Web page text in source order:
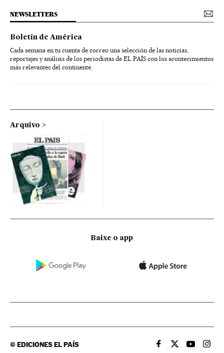
NEWSLETTERS
Boletín de América
Cada semana en tu cuenta de correo una selección de las noticias,
reportajes y análisis de los periodistas de EL PAÍS con los acontecimientos
más relevantes del continente.
Arquivo
Baixe o app
©EDICIONES EL PAÍS EL PAÍS BRASIL EN
EL PAÍSEL PAÍS
EL